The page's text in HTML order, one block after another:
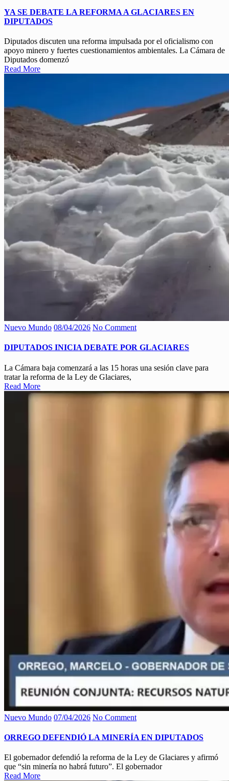
YA SE DEBATE LA REFORMA A GLACIARES EN
DIPUTADOS
Diputados discuten una reforma impulsada por el oficialismo con
apoyo minero y fuertes cuestionamientos ambientales. La Cámara de
Diputados domenzó
Read More
Nuevo Mundo 08/04/2026 No Comment
DIPUTADOS INICIA DEBATE POR GLACIARES
La Cámara baja comenzará a las 15 horas una sesión clave para
tratar la reforma de la Ley de Glaciares,
Read More
Nuevo Mundo 07/04/2026 No Comment
ORREGO DEFENDIÓ LA MINERÍA EN DIPUTADOS
El gobernador defendió la reforma de la Ley de Glaciares y afirmó
que “sin minería no habrá futuro”. El gobernador
Read More